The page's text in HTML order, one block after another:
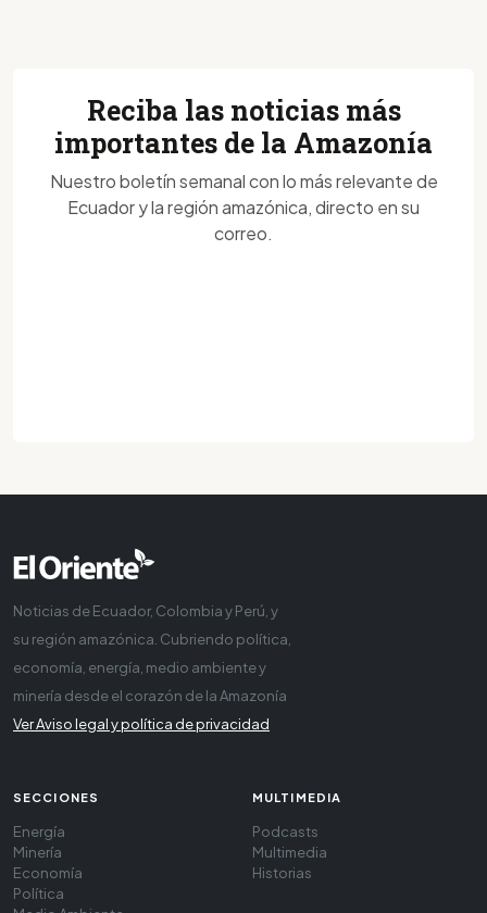
Reciba las noticias más
importantes de la Amazonía
Nuestro boletín semanal con lo más relevante de
Ecuador y la región amazónica, directo en su
correo.
Noticias de Ecuador, Colombia y Perú, y
su región amazónica. Cubriendo política,
economía, energía, medio ambiente y
minería desde el corazón de la Amazonía
Ver Aviso legal y política de privacidad
SECCIONES
Energía
Minería
Economía
Política
MULTIMEDIA
Podcasts
Multimedia
Historias